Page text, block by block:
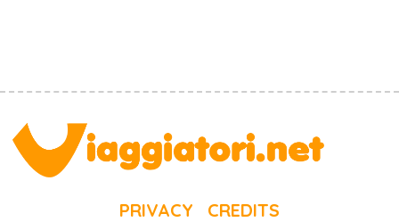
PRIVACY CREDITS